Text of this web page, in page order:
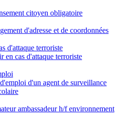
citoyen obligatoire
d'adresse et de coordonnées
d'attaque terroriste
en cas d'attaque terroriste
d'un agent de surveillance
ambassadeur h/f environnement